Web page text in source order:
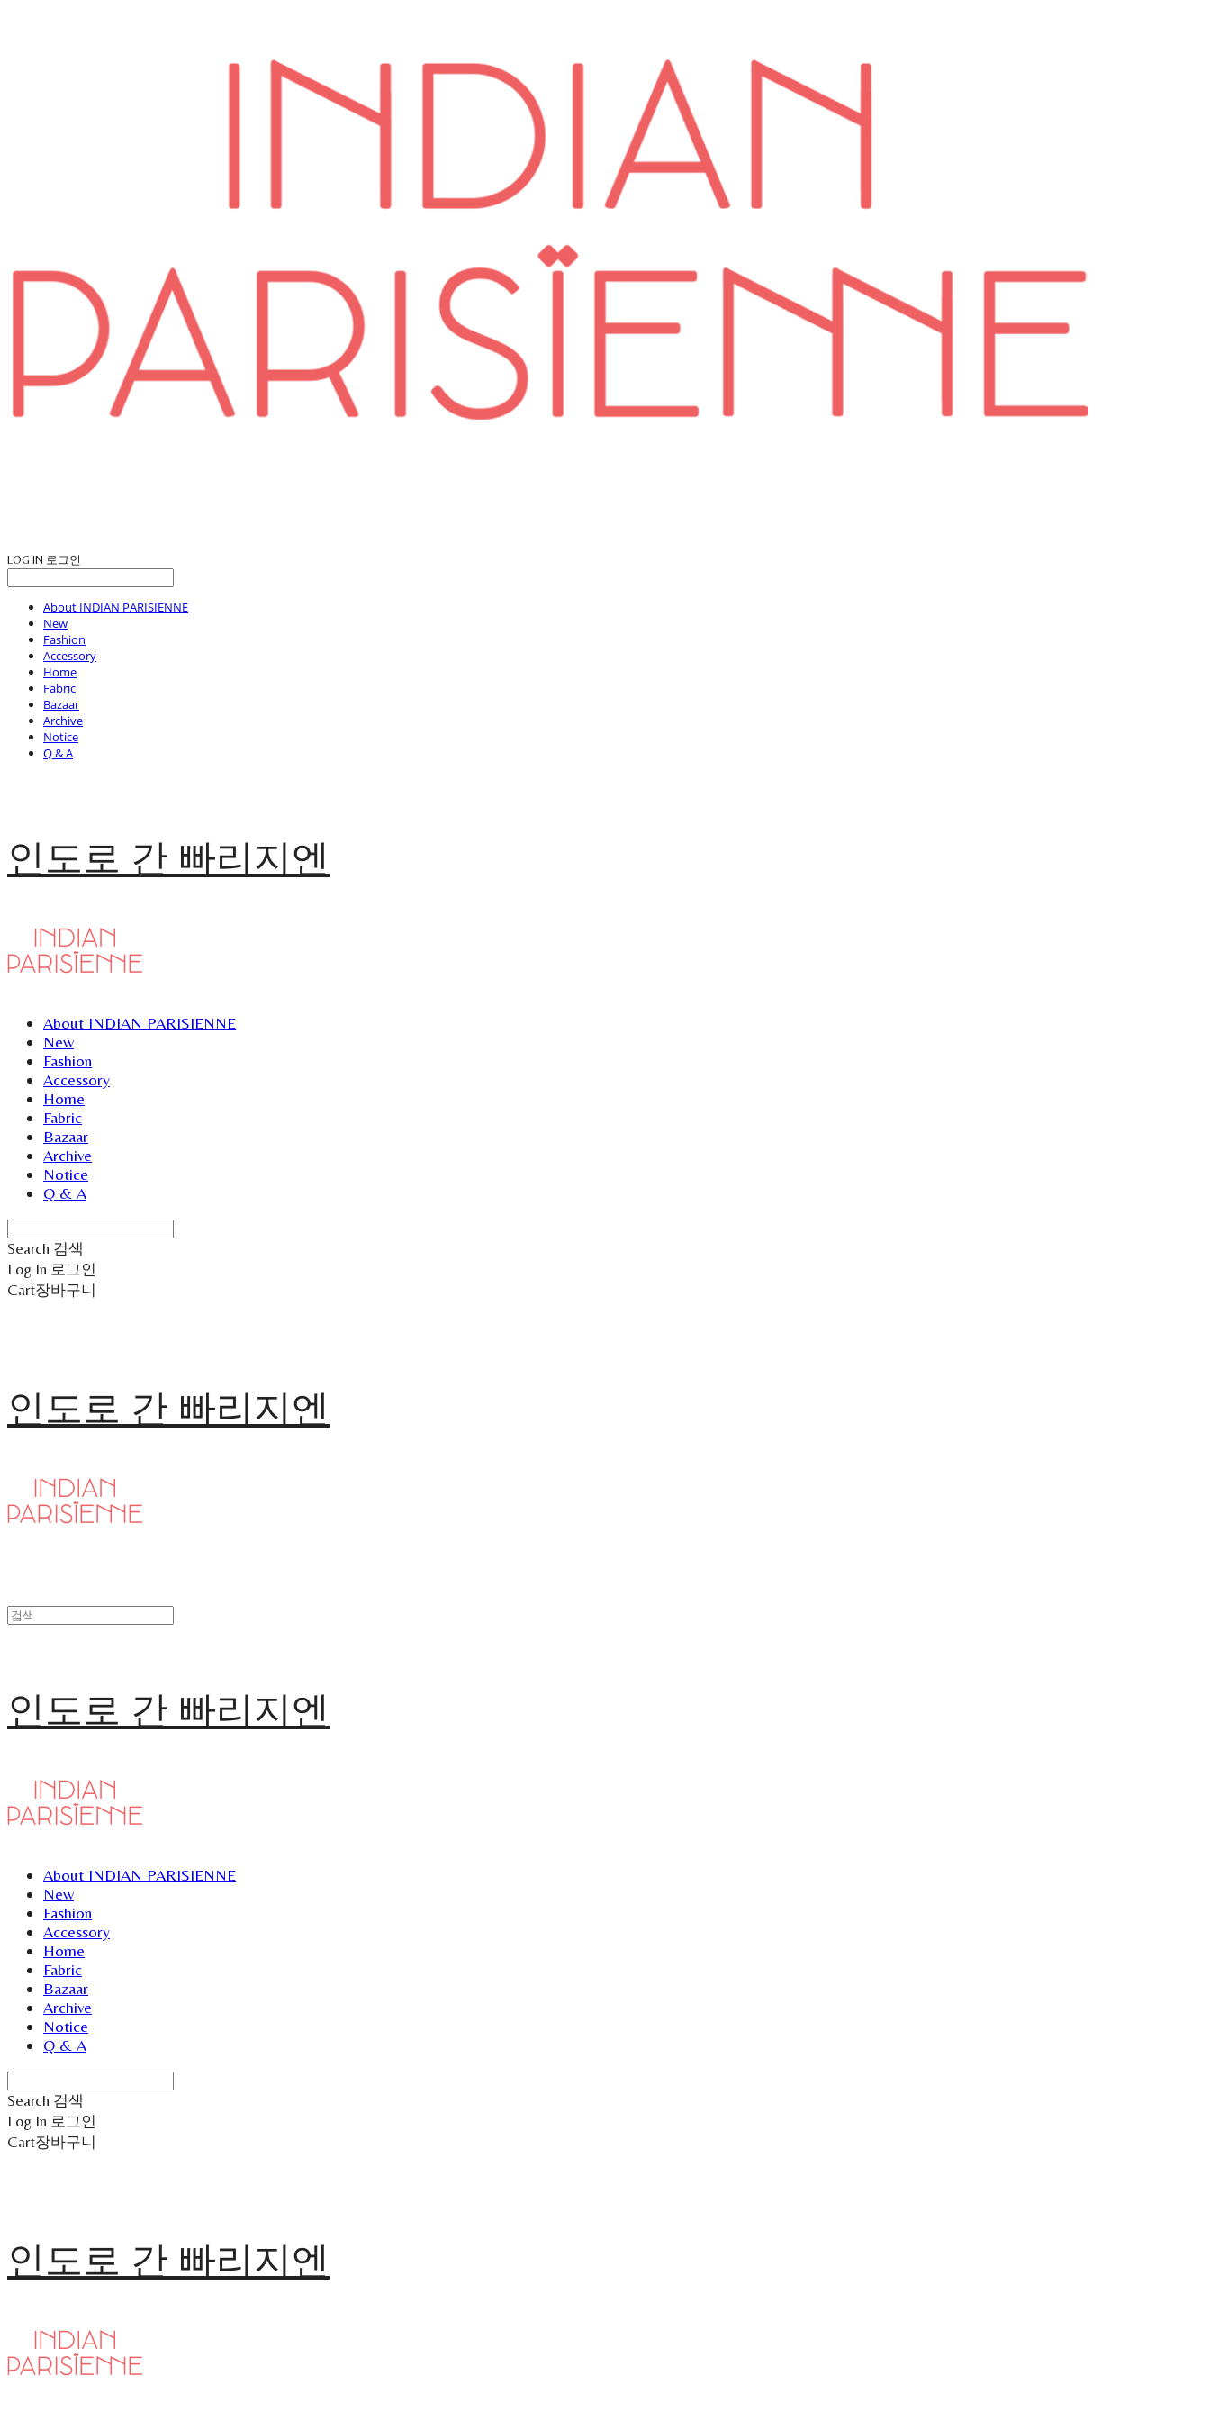
LOG IN 로그인
About INDIAN PARISIENNE
New
Fashion
Accessory
Home
Fabric
Bazaar
Archive
Notice
Q & A
인도로 간 빠리지엔
About INDIAN PARISIENNE
New
Fashion
Accessory
Home
Fabric
Bazaar
Archive
Notice
Q & A
Search 검색
Log In 로그인
Cart장바구니
인도로 간 빠리지엔
인도로 간 빠리지엔
About INDIAN PARISIENNE
New
Fashion
Accessory
Home
Fabric
Bazaar
Archive
Notice
Q & A
Search 검색
Log In 로그인
Cart장바구니
인도로 간 빠리지엔